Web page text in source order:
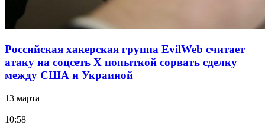
Российская хакерская группа EvilWeb считает
атаку на соцсеть Х попыткой сорвать сделку
между США и Украиной
13 марта
10:58